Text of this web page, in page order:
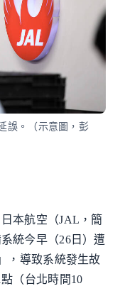
誤。（示意圖，彭
本航空（JAL，簡
統今早（26日）遭
，導致系統發生故
（台北時間10